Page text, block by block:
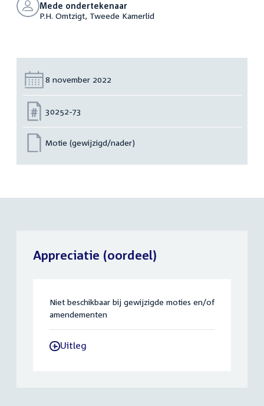
Mede ondertekenaar
P.H. Omtzigt, Tweede Kamerlid
Datum:
8 november 2022
Nummer:
30252-73
Motie (gewijzigd/nader)
Appreciatie (oordeel)
Niet beschikbaar bij gewijzigde moties en/of
amendementen
-Uitleg